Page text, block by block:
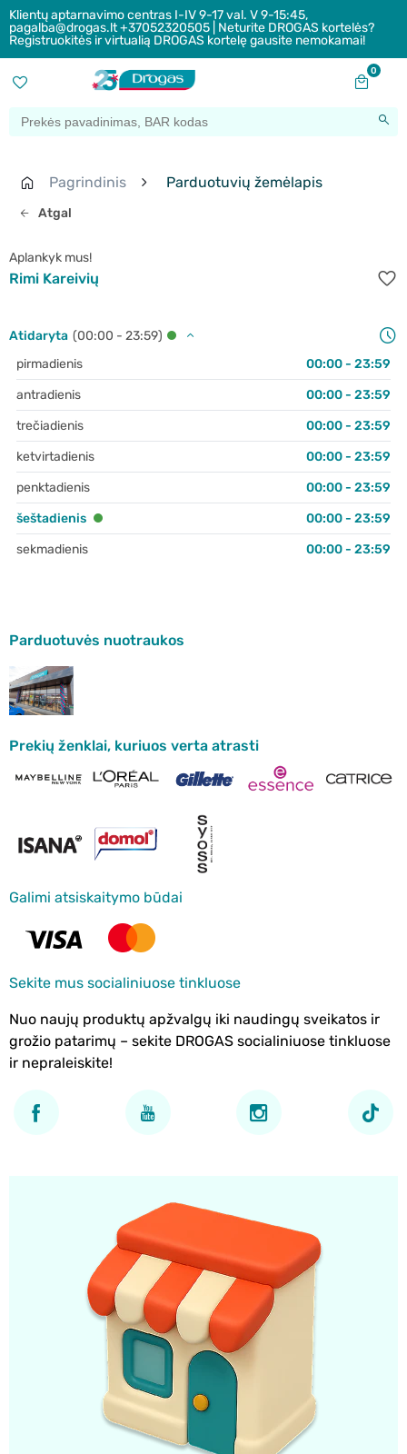
Klientų aptarnavimo centras I-IV 9-17 val. V 9-15:45,
pagalba@drogas.lt +37052320505 | Neturite DROGAS kortelės?
Registruokitės ir virtualią DROGAS kortelę gausite nemokamai!
0
Atgal
Pagrindinis Parduotuvių žemėlapis
Aplankyk mus!
Rimi Kareivių
Atidaryta (00:00 - 23:59)
pirmadienis
00:00 - 23:59
antradienis
00:00 - 23:59
trečiadienis
00:00 - 23:59
ketvirtadienis
00:00 - 23:59
penktadienis
00:00 - 23:59
šeštadienis
00:00 - 23:59
sekmadienis
00:00 - 23:59
Parduotuvės nuotraukos
Prekių ženklai, kuriuos verta atrasti
Galimi atsiskaitymo būdai
Sekite mus socialiniuose tinkluose
Nuo naujų produktų apžvalgų iki naudingų sveikatos ir
grožio patarimų – sekite DROGAS socialiniuose tinkluose
ir nepraleiskite!